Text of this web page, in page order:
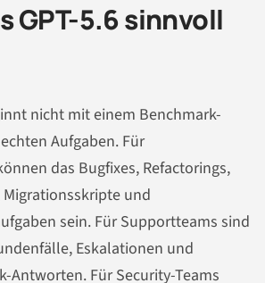
GPT-5.6 sinnvoll
nicht mit einem Benchmark-
Aufgaben. Für
das Bugfixes, Refactorings,
und
sein. Für Supportteams sind
Eskalationen und
Antworten. Für Security-Teams